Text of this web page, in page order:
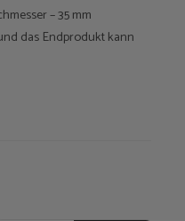
– 35 mm
das Endprodukt kann